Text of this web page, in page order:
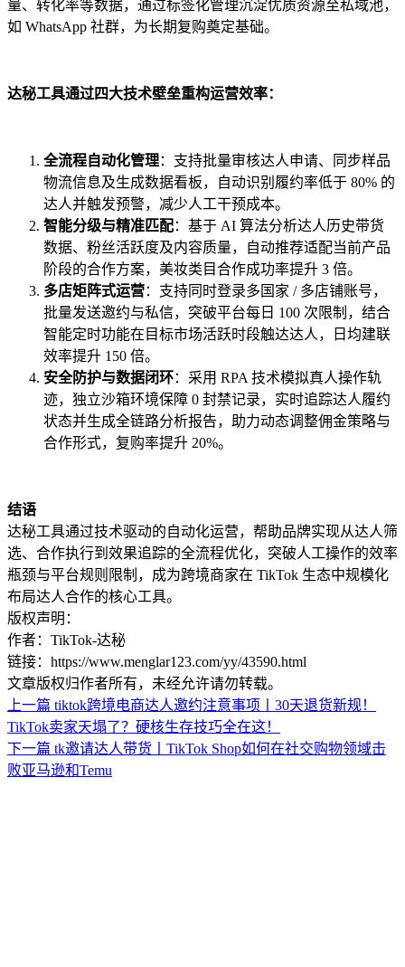
量、转化率等数据，通过标签化管理沉淀优质资源至私域池，
如 WhatsApp 社群，为长期复购奠定基础。
达秘工具通过四大技术壁垒重构运营效率：
全流程自动化管理：支持批量审核达人申请、同步样品
物流信息及生成数据看板，自动识别履约率低于 80% 的
达人并触发预警，减少人工干预成本。
智能分级与精准匹配：基于 AI 算法分析达人历史带货
数据、粉丝活跃度及内容质量，自动推荐适配当前产品
阶段的合作方案，美妆类目合作成功率提升 3 倍。
多店矩阵式运营：支持同时登录多国家 / 多店铺账号，
批量发送邀约与私信，突破平台每日 100 次限制，结合
智能定时功能在目标市场活跃时段触达达人，日均建联
效率提升 150 倍。
安全防护与数据闭环：采用 RPA 技术模拟真人操作轨
迹，独立沙箱环境保障 0 封禁记录，实时追踪达人履约
状态并生成全链路分析报告，助力动态调整佣金策略与
合作形式，复购率提升 20%。
结语
达秘工具通过技术驱动的自动化运营，帮助品牌实现从达人筛
选、合作执行到效果追踪的全流程优化，突破人工操作的效率
瓶颈与平台规则限制，成为跨境商家在 TikTok 生态中规模化
布局达人合作的核心工具。
版权声明：
作者：TikTok-达秘
链接：https://www.menglar123.com/yy/43590.html
文章版权归作者所有，未经允许请勿转载。
上一篇 tiktok跨境电商达人邀约注意事项丨30天退货新规！
TikTok卖家天塌了？硬核生存技巧全在这！
下一篇 tk邀请达人带货丨TikTok Shop如何在社交购物领域击
败亚马逊和Temu